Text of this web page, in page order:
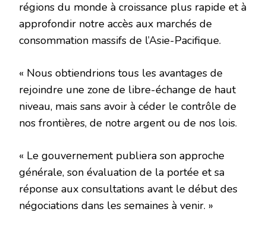
régions du monde à croissance plus rapide et à
approfondir notre accès aux marchés de
consommation massifs de l’Asie-Pacifique.
« Nous obtiendrions tous les avantages de
rejoindre une zone de libre-échange de haut
niveau, mais sans avoir à céder le contrôle de
nos frontières, de notre argent ou de nos lois.
« Le gouvernement publiera son approche
générale, son évaluation de la portée et sa
réponse aux consultations avant le début des
négociations dans les semaines à venir. »